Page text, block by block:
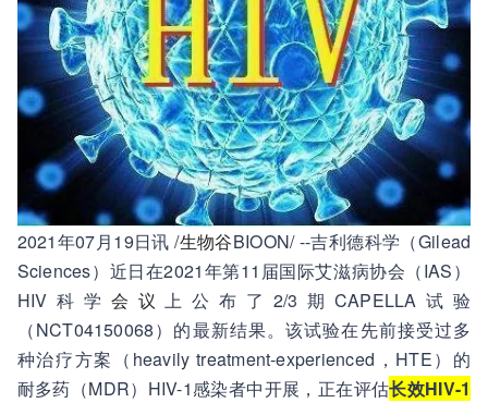
2021年07月19日讯 /生物谷BIOON/ --吉利德科学（Gilead
Sciences）近日在2021年第11届国际艾滋病协会（IAS）
HIV科学 会议上公布了2/3期CAPELLA试验
（NCT04150068）的最新结果。该试验在先前接受过多
种治疗方案（heavily treatment-experienced，HTE）的
耐多药（MDR）HIV-1感染者中开展，正在评估长效HIV-1